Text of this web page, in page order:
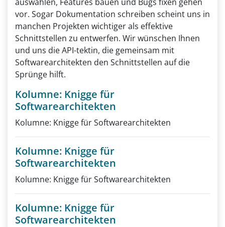
vor. Sogar Dokumentation schreiben scheint uns in
manchen Projekten wichtiger als effektive
Schnittstellen zu entwerfen. Wir wünschen Ihnen
und uns die API-tektin, die gemeinsam mit
Softwarearchitekten den Schnittstellen auf die
Sprünge hilft.
Kolumne: Knigge für
Softwarearchitekten
Kolumne: Knigge für Softwarearchitekten
Kolumne: Knigge für
Softwarearchitekten
Kolumne: Knigge für Softwarearchitekten
Kolumne: Knigge für
Softwarearchitekten